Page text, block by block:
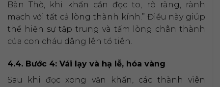
Bàn Thờ, khi khấn cần đọc to, rõ ràng, rành
mạch với tất cả lòng thành kính.” Điều này giúp
thể hiện sự tập trung và tấm lòng chân thành
của con cháu dâng lên tổ tiên.
4.4. Bước 4: Vái lạy và hạ lễ, hóa vàng
Sau khi đọc xong văn khấn, các thành viên